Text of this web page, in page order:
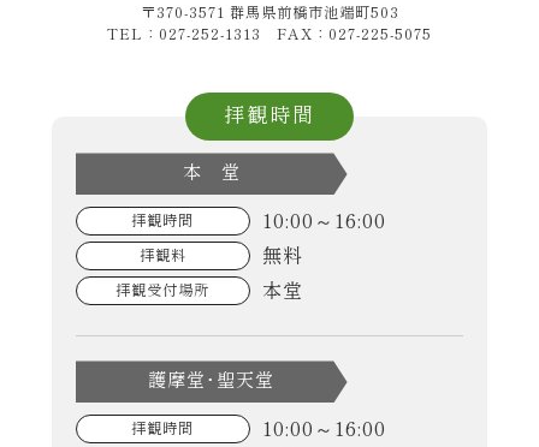
〒370-3571 群馬県前橋市池端町503
TEL：027-252-1313 FAX：027-225-5075
拝観時間
本 堂
拝観時間 10:00～16:00
拝観料 無料
拝観受付場所 本堂
護摩堂･聖天堂
拝観時間 10:00～16:00